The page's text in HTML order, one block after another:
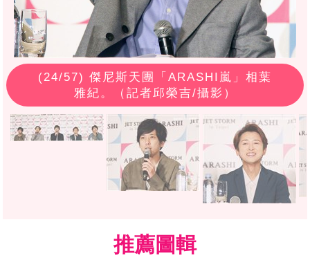
(24/57) 傑尼斯天團「ARASHI嵐」相葉
雅紀。（記者邱榮吉/攝影）
推薦圖輯